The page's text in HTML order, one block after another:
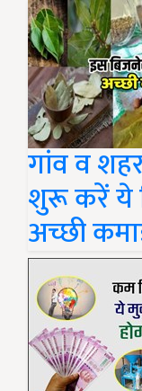
गांव व
शुरू करें ये
अच्छी